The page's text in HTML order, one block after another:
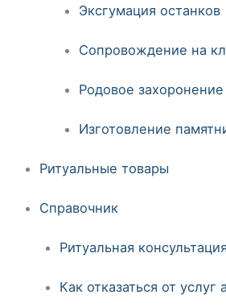
Эксгумация останков
Сопровождение на
Родовое захоронение
Изготовление
Ритуальные товары
Справочник
Ритуальная консультация
Как отказаться от услуг